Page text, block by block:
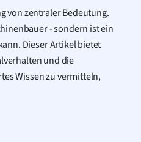
von zentraler Bedeutung.
- sondern ist ein
Dieser Artikel bietet
und die
Wissen zu vermitteln,